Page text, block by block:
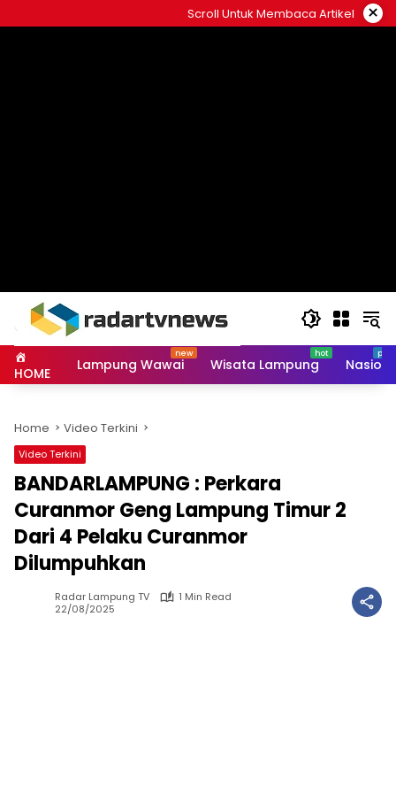
to
Scroll Untuk Membaca Artikel ×
HOME Lampung Wawai Wisata Lampung
Home Video Terkini
Video Terkini
BANDARLAMPUNG : Perkara
Curanmor Geng Lampung Timur 2
Dari 4 Pelaku Curanmor
Dilumpuhkan
Radar Lampung TV
1 Min Read
22/08/2025